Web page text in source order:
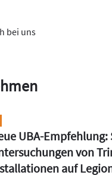
bei uns
UBA-Empfehlung:
von
auf